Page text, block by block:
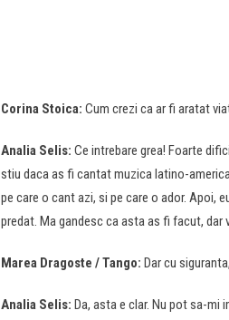
Corina Stoica: Cum crezi ca ar fi aratat
Analia Selis: Ce intrebare grea! Foarte
stiu daca as fi cantat muzica latino-
pe care o cant azi, si pe care o ador. Apoi,
predat. Ma gandesc ca asta as fi facut,
Marea Dragoste / Tango: Dar cu
Analia Selis: Da, asta e clar. Nu pot sa-mi